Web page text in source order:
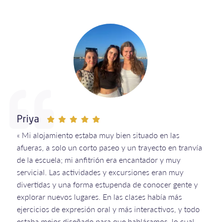
Priya
« Mi alojamiento estaba muy bien situado en las
afueras, a solo un corto paseo y un trayecto en tranvía
de la escuela; mi anfitrión era encantador y muy
servicial. Las actividades y excursiones eran muy
divertidas y una forma estupenda de conocer gente y
explorar nuevos lugares. En las clases había más
ejercicios de expresión oral y más interactivos, y todo